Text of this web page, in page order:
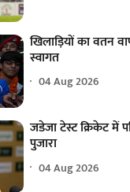
खिलाड़ियों का वतन
स्वागत
04 Aug 2026
जडेजा टेस्ट क्रिकेट में
पुजारा
04 Aug 2026